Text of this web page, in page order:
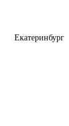
Екатеринбург